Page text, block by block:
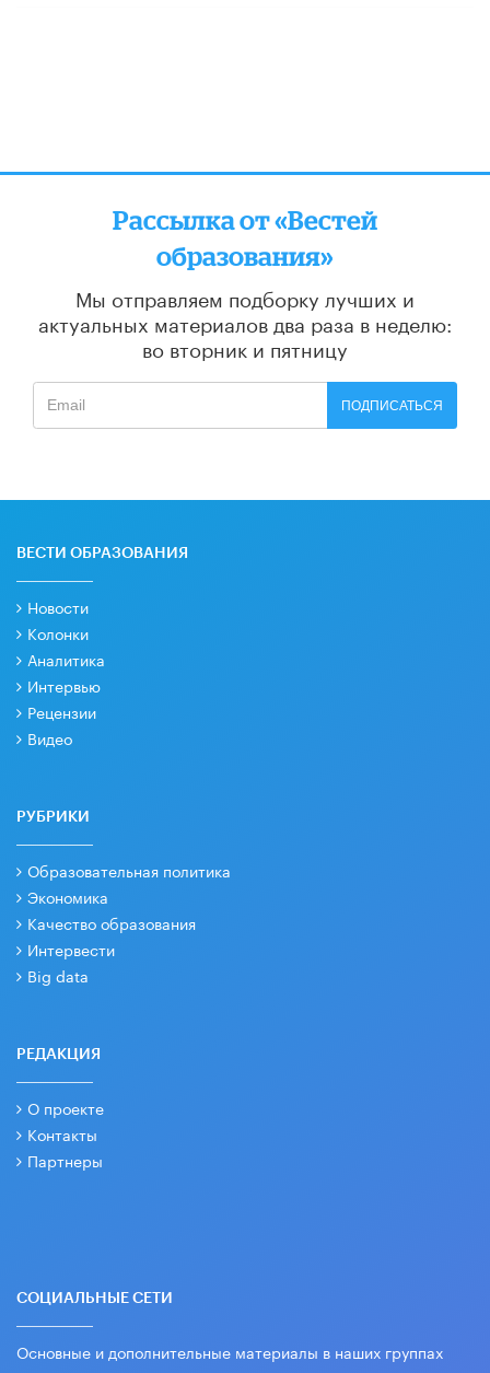
Рассылка от «Вестей
образования»
Мы отправляем подборку лучших и
актуальных материалов два раза в неделю:
во вторник и пятницу
ПОДПИСАТЬСЯ
ВЕСТИ ОБРАЗОВАНИЯ
Новости
Колонки
Аналитика
Интервью
Рецензии
Видео
РУБРИКИ
Образовательная политика
Экономика
Качество образования
Интервести
Big data
РЕДАКЦИЯ
О проекте
Контакты
Партнеры
СОЦИАЛЬНЫЕ СЕТИ
Основные и дополнительные материалы в наших группах